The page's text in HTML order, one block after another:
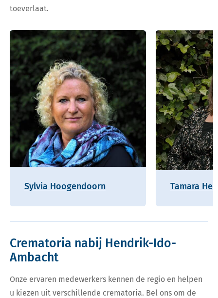
toeverlaat.
Sylvia Hoogendoorn Tamara
Crematoria nabij Hendrik-Ido-
Ambacht
Onze ervaren medewerkers kennen de regio en helpen
u kiezen uit verschillende crematoria. Bel ons om de